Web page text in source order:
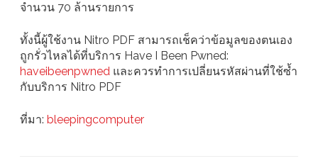
จำนวน 70 ล้านรายการ
ทั้งนี้ผู้ใช้งาน Nitro PDF สามารถเช็คว่าข้อมูลของตนเอง
ถูกรั่วไหลได้ที่บริการ Have I Been Pwned:
haveibeenpwned และควรทำการเปลี่ยนรหัสผ่านที่ใช้ซ้ำ
กับบริการ Nitro PDF
ที่มา: bleepingcomputer